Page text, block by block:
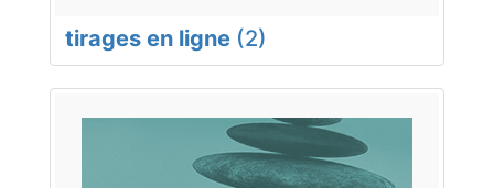
tirages en ligne (2)